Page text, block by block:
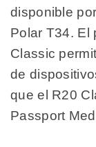
disponible
Polar T34. El
Classic
de
que el R20
Passport